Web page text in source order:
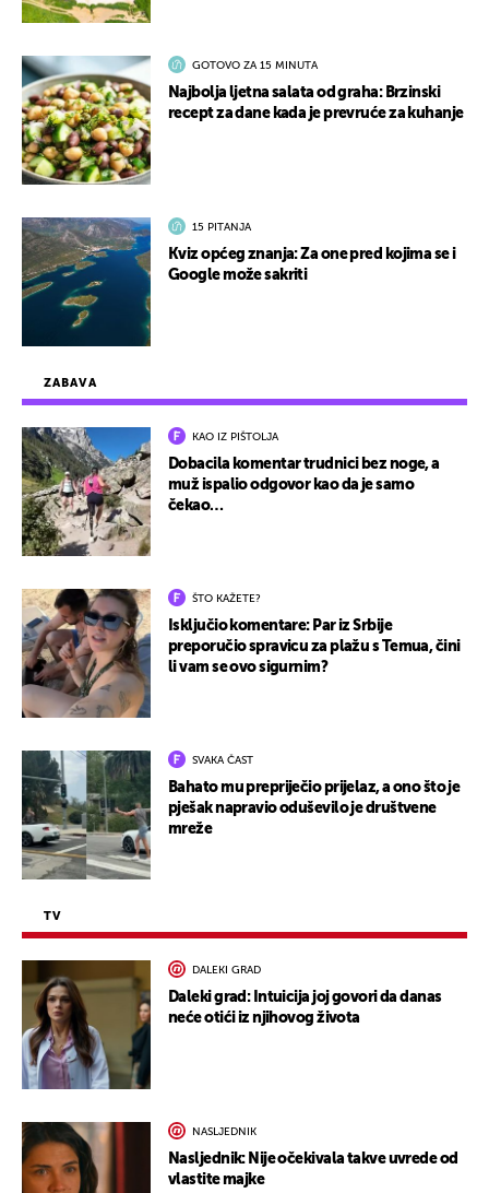
ZABAVA
KAO IZ PIŠTOLJA
Dobacila komentar trudnici bez noge, a
muž ispalio odgovor kao da je samo
čekao…
ŠTO KAŽETE?
Isključio komentare: Par iz Srbije
preporučio spravicu za plažu s Temua, čini
li vam se ovo sigurnim?
SVAKA ČAST
Bahato mu prepriječio prijelaz, a ono što je
pješak napravio oduševilo je društvene
mreže
TV
DALEKI GRAD
Daleki grad: Intuicija joj govori da danas
neće otići iz njihovog života
NASLJEDNIK
Nasljednik: Nije očekivala takve uvrede od
vlastite majke
GOTOVO ZA 15 MINUTA
Najbolja ljetna salata od graha: Brzinski
recept za dane kada je prevruće za kuhanje
15 PITANJA
Kviz općeg znanja: Za one pred kojima se i
Google može sakriti